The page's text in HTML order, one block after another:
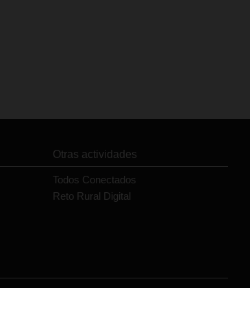
Otras actividades
Todos Conectados
Reto Rural Digital